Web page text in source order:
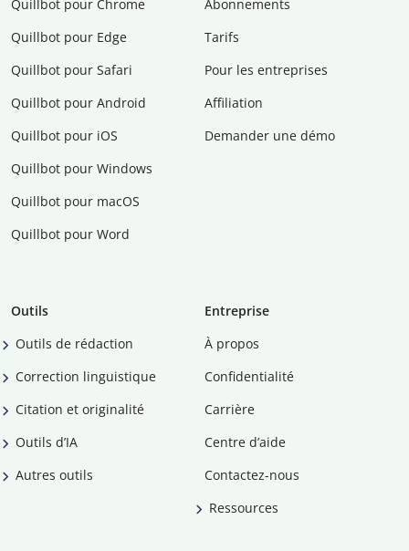
Quillbot pour Chrome
Quillbot pour Edge
Quillbot pour Safari
Quillbot pour Android
Quillbot pour iOS
Quillbot pour Windows
Quillbot pour macOS
Quillbot pour Word
Abonnements
Tarifs
Pour les entreprises
Affiliation
Demander une démo
Outils
Outils de rédaction
Correction linguistique
Citation et originalité
Outils d’IA
Autres outils
Entreprise
À propos
Confidentialité
Carrière
Centre d’aide
Contactez-nous
Ressources